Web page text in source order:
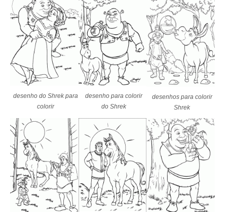
desenho do Shrek para
colorir
desenho para colorir
do Shrek
desenhos para colorir
Shrek